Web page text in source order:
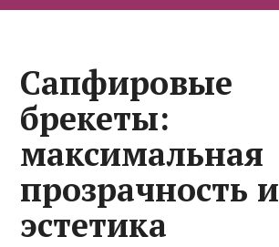
Сапфировые
брекеты:
максимальная
прозрачность и
эстетика